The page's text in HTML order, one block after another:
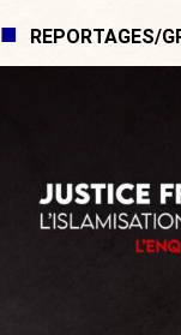
REPORTAGES/